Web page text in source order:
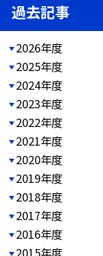
過去記事
2026年度
2025年度
2024年度
2023年度
2022年度
2021年度
2020年度
2019年度
2018年度
2017年度
2016年度